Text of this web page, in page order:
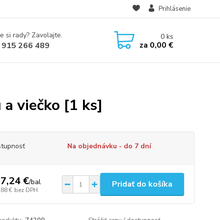
Prihlásenie
si rady? Zavolajte.
266 489
0ks
za 0,00 €
viečko [1 ks]
Na objednávku - do 7 dní
€/bal
€ bez DPH
Pridať do košíka